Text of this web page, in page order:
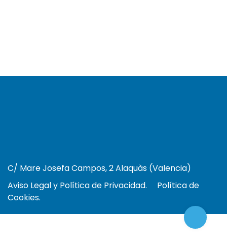
C/ Mare Josefa Campos, 2 Alaquàs (Valencia)
Aviso Legal y Política de Privacidad.
Política de
Cookies.